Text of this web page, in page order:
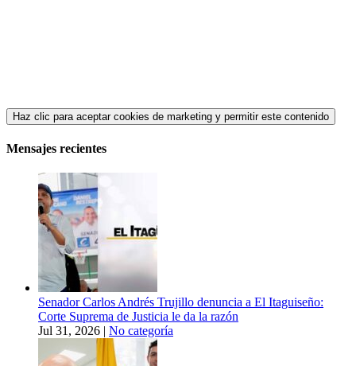
Haz clic para aceptar cookies de marketing y permitir este contenido
Mensajes recientes
Senador Carlos Andrés Trujillo denuncia a El Itaguiseño:
Corte Suprema de Justicia le da la razón
Jul 31, 2026 | No categoría